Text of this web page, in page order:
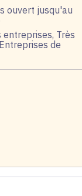
ouvert jusqu'au
Très
de